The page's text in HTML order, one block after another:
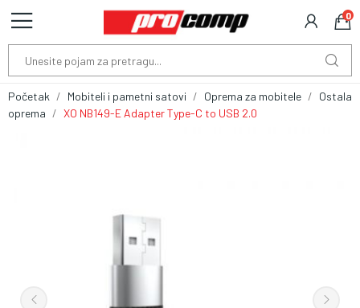
0
Početak Mobiteli i pametni satovi Oprema za mobitele
Ostala
oprema
XO NB149-E Adapter Type-C to USB 2.0